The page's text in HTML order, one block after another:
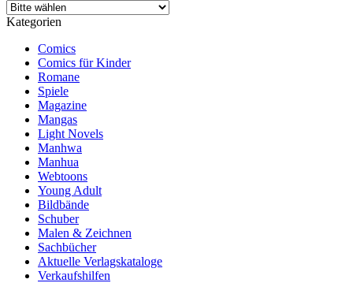
Kategorien
Comics
Comics für Kinder
Romane
Spiele
Magazine
Mangas
Light Novels
Manhwa
Manhua
Webtoons
Young Adult
Bildbände
Schuber
Malen & Zeichnen
Sachbücher
Aktuelle Verlagskataloge
Verkaufshilfen